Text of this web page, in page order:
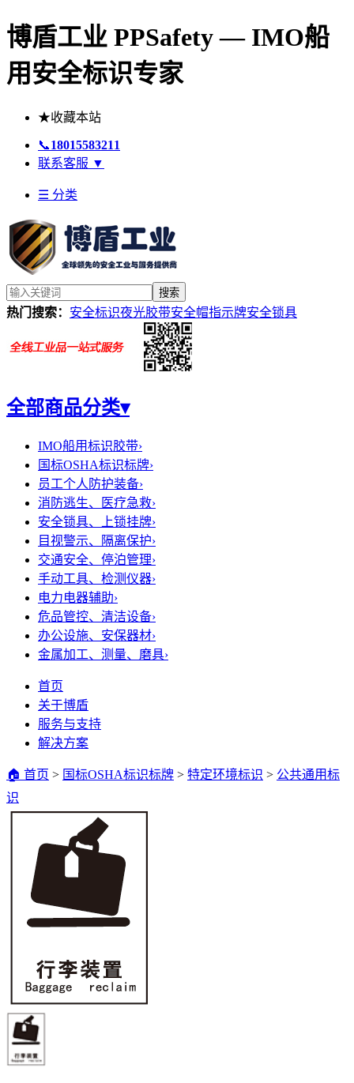
博盾工业 PPSafety — IMO船
用安全标识专家
★收藏本站
📞18015583211
联系客服 ▼
☰ 分类
搜索
热门搜索： 安全标识夜光胶带安全帽指示牌安全锁具
全部商品分类▾
IMO船用标识胶带›
国标OSHA标识标牌›
员工个人防护装备›
消防逃生、医疗急救›
安全锁具、上锁挂牌›
目视警示、隔离保护›
交通安全、停泊管理›
手动工具、检测仪器›
电力电器辅助›
危品管控、清洁设备›
办公设施、安保器材›
金属加工、测量、磨具›
首页
关于博盾
服务与支持
解决方案
🏠 首页 > 国标OSHA标识标牌 > 特定环境标识 > 公共通用标
识